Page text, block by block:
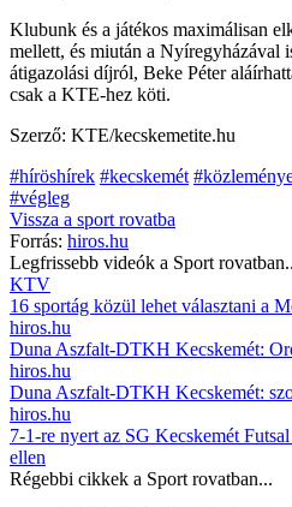
Klubunk és a játékos maximálisan
mellett, és miután a Nyíregyházával
átigazolási díjról, Beke Péter
csak a KTE-hez köti.
Szerző: KTE/kecskemetite.hu
#híröshírek #kecskemét
#végleg
Vissza a sport rovatba
Forrás: hiros.hu
Legfrissebb videók a Sport
KTV
16 sportág közül lehet választani a
hiros.hu
Duna Aszfalt-DTKH Kecskemét:
hiros.hu
Duna Aszfalt-DTKH Kecskemét:
hiros.hu
7-1-re nyert az SG Kecskemét
ellen
Régebbi cikkek a Sport rovatban...